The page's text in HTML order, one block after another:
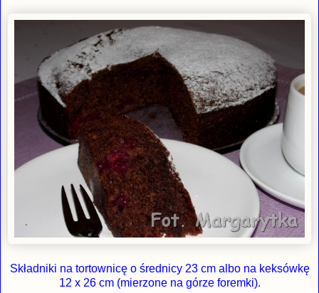
Składniki na tortownicę o średnicy 23 cm albo na keksówkę
12 x 26 cm (mierzone na górze foremki).